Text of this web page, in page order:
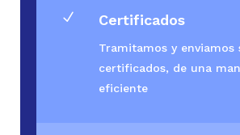
N Certificados
Tramitamos y enviamos
certificados, de una
eficiente